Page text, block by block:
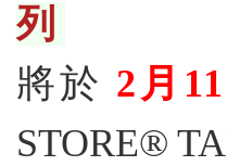
列
將於 2月11
STORE®